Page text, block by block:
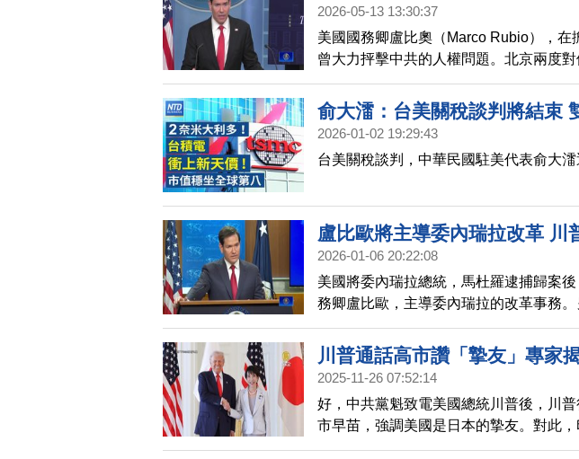
2026-05-13 13:30:37
美國國務卿盧比奧（Marco Rubio），在
曾大力抨擊中共的人權問題。北京兩度
中國。而這次，盧比奧在12號，隨著川
問中國。
俞大㵢：台美關稅談判將結束
勳傳1/30訪台 親自出席輝達總
整！2026年或不發表iPhone
2026-01-02 19:29:43
台美關稅談判，中華民國駐美代表俞大㵢
盧比歐將主導委內瑞拉改革 川
2026-01-06 20:22:08
美國將委內瑞拉總統，馬杜羅逮捕歸案
務卿盧比歐，主導委內瑞拉的改革事務。
美國民眾看法不一，不過川普本人支持
川普通話高市讚「摯友」專家
2025-11-26 07:52:14
好，中共黨魁致電美國總統川普後，川
市早苗，強調美國是日本的摯友。對此
夫指出，中共這次透過美國想逼日本讓